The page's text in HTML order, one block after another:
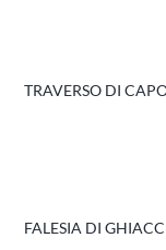
TRAVERSO DI
FALESIA DI